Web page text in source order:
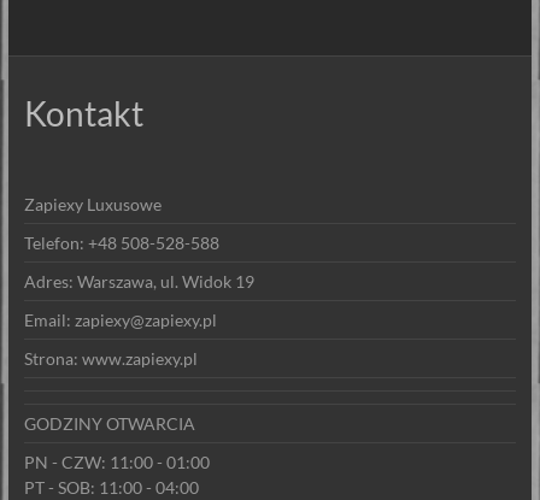
Kontakt
Zapiexy Luxusowe
Telefon: +48 508-528-588
Adres: Warszawa, ul. Widok 19
Email: zapiexy@zapiexy.pl
Strona: www.zapiexy.pl
GODZINY OTWARCIA
PN - CZW: 11:00 - 01:00
PT - SOB: 11:00 - 04:00